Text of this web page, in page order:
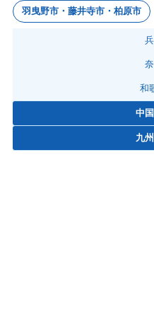
羽曳野市・藤井寺市・柏原市
和
中
九